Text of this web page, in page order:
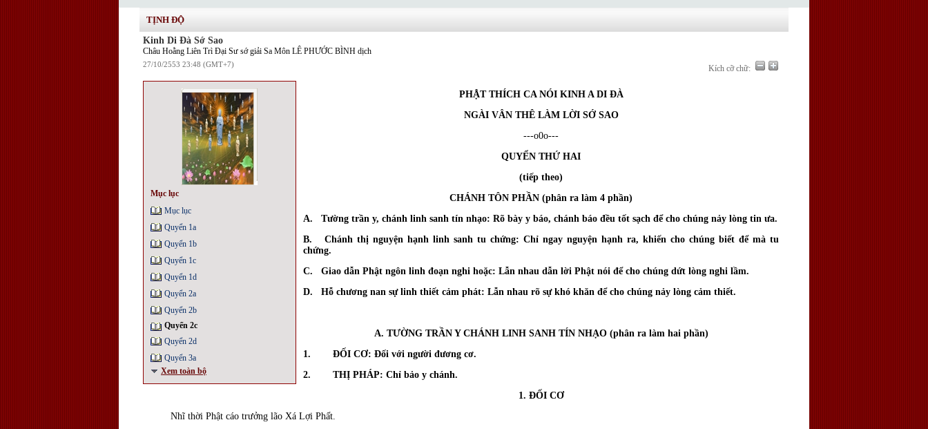
TỊNH ĐỘ
Kinh Di Đà Sớ Sao
Châu Hoằng Liên Trì Đại Sư sớ giải Sa Môn LÊ PHƯỚC BÌNH dịch
27/10/2553 23:48 (GMT+7) Kích cỡ chữ:
Mục lục
Mục lục
Quyển 1a
Quyển 1b
Quyển 1c
Quyển 1d
Quyển 2a
Quyển 2b
Quyển 2c
Quyển 2d
Quyển 3a
Xem toàn bộ
PHẬT THÍCH CA NÓI KINH A DI ÐÀ
NGÀI VÂN THÊ LÀM LỜI SỚ SAO
---o0o---
QUYỂN THỨHAI
(tiếp theo)
CHÁNH TÔN PHẦN (phân ra làm 4 phần)
A. Tường trần y, chánh linh sanh tín nhạo: Rõ bày y báo, chánh báo đều tốt sạch để cho chúng nảy lòng tin ưa.
B. Chánh thị nguyện hạnh linh sanh tu chứng: Chỉ ngay nguyện hạnh ra, khiến cho chúng biết để mà tu
chứng.
C. Giao dẫn Phật ngôn linh đoạn nghi hoặc: Lẫn nhau dẫn lời Phật nói để cho chúng dứt lòng nghi lầm.
D. Hỗ chương nan sự linh thiết cảm phát: Lẫn nhau rõ sự khó khăn để cho chúng nảy lòng cảm thiết.
A. TƯỜNG TRẦN Y CHÁNH LINH SANH TÍN NHẠO (phân ra làm hai phần)
1. ÐỐI CƠ: Ðối với người đương cơ.
2. THỊ PHÁP: Chỉ bảo y chánh.
1. ÐỐI CƠ
Nhĩ thời Phật cáo trưởng lão Xá Lợi Phất.